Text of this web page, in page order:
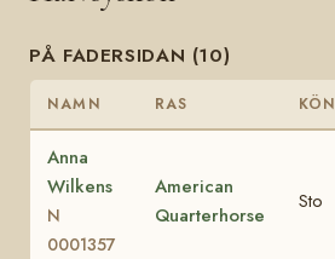
PÅ FADERSIDAN (10)
NAMN RAS KÖN
Anna
Wilkens
N
0001357
American
Quarterhorse
Sto